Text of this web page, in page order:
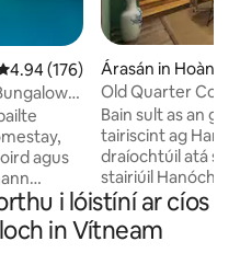
4.94 as 5, 176
4.94 (176)
agus
rud a
Árasán in Hoàn
Old Quarter
Stóráil bagáiste
Bain sult as an
tairiscint ag Hanoi
draíochtúil atá
stairiúil Hanóch
Seancheathrún, ach siúlóid ghearr ó
HOUSE., Níl i bhfuinneoga atá díonach ar
i lóistíní ar cíos
in Vítneam